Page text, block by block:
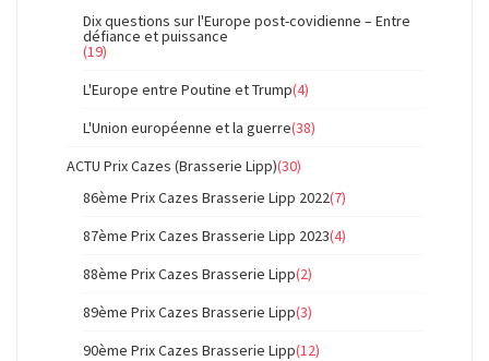
Dix questions sur l'Europe post-covidienne – Entre
défiance et puissance
(19)
L'Europe entre Poutine et Trump(4)
L'Union européenne et la guerre(38)
ACTU Prix Cazes (Brasserie Lipp)(30)
86ème Prix Cazes Brasserie Lipp 2022(7)
87ème Prix Cazes Brasserie Lipp 2023(4)
88ème Prix Cazes Brasserie Lipp(2)
89ème Prix Cazes Brasserie Lipp(3)
90ème Prix Cazes Brasserie Lipp(12)